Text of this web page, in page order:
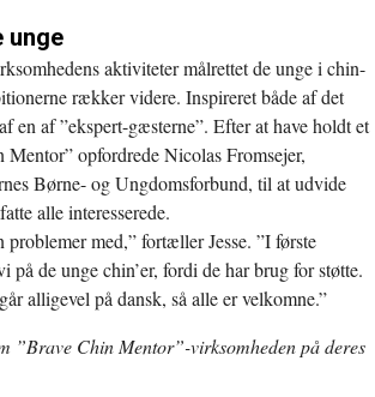
unge
aktiviteter målrettet de unge i chin-
rækker videre. Inspireret både af det
en af ”ekspert-gæsterne”. Efter at have holdt et
opfordrede Nicolas Fromsejer,
Børne- og Ungdomsforbund, til at udvide
alle interesserede.
med,” fortæller Jesse. ”I første
på de unge chin’er, fordi de har brug for støtte.
alligevel på dansk, så alle er velkomne.”
”Brave Chin Mentor”-virksomheden på deres